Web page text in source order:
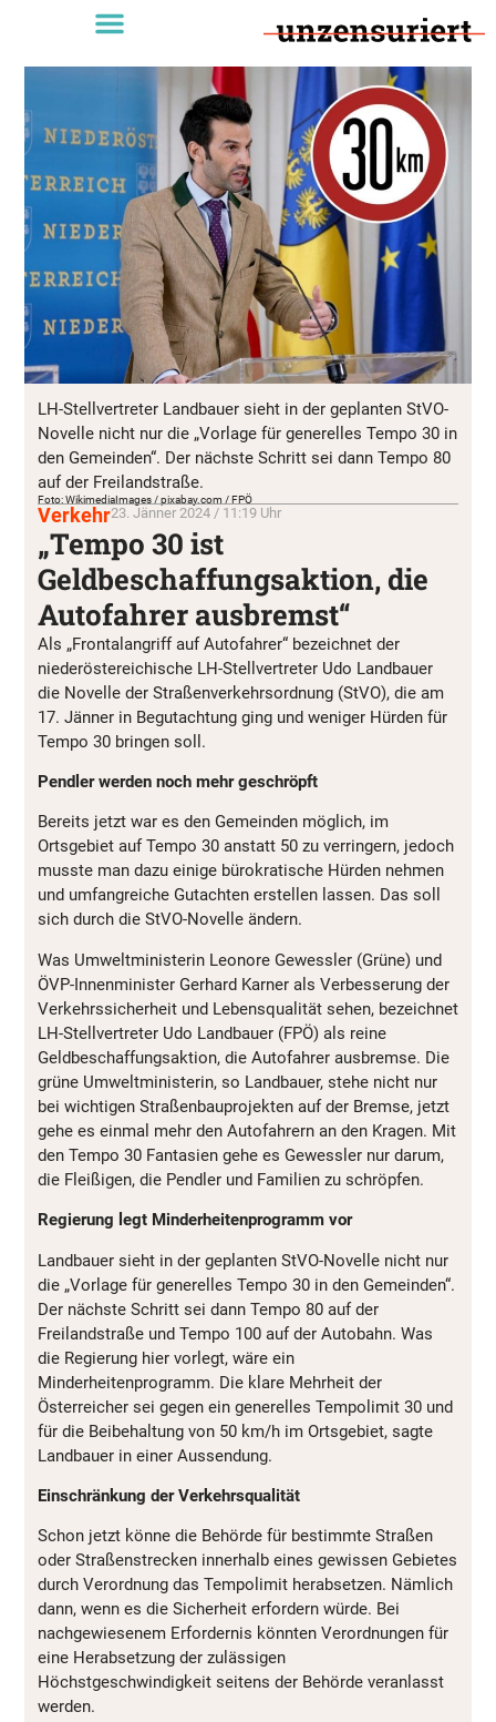
LH-Stellvertreter Landbauer sieht in der geplanten StVO-
Novelle nicht nur die „Vorlage für generelles Tempo 30 in
den Gemeinden“. Der nächste Schritt sei dann Tempo 80
auf der Freilandstraße.
Foto: WikimediaImages / pixabay.com / FPÖ
Verkehr23. Jänner 2024 / 11:19 Uhr
„Tempo 30 ist
Geldbeschaffungsaktion, die
Autofahrer ausbremst“
Als „Frontalangriff auf Autofahrer“ bezeichnet der
niederöstereichische LH-Stellvertreter Udo Landbauer
die Novelle der Straßenverkehrsordnung (StVO), die am
17. Jänner in Begutachtung ging und weniger Hürden für
Tempo 30 bringen soll.
Pendler werden noch mehr geschröpft
Bereits jetzt war es den Gemeinden möglich, im
Ortsgebiet auf Tempo 30 anstatt 50 zu verringern, jedoch
musste man dazu einige bürokratische Hürden nehmen
und umfangreiche Gutachten erstellen lassen. Das soll
sich durch die StVO-Novelle ändern.
Was Umweltministerin Leonore Gewessler (Grüne) und
ÖVP-Innenminister Gerhard Karner als Verbesserung der
Verkehrssicherheit und Lebensqualität sehen, bezeichnet
LH-Stellvertreter Udo Landbauer (FPÖ) als reine
Geldbeschaffungsaktion, die Autofahrer ausbremse. Die
grüne Umweltministerin, so Landbauer, stehe nicht nur
bei wichtigen Straßenbauprojekten auf der Bremse, jetzt
gehe es einmal mehr den Autofahrern an den Kragen. Mit
den Tempo 30 Fantasien gehe es Gewessler nur darum,
die Fleißigen, die Pendler und Familien zu schröpfen.
Regierung legt Minderheitenprogramm vor
Landbauer sieht in der geplanten StVO-Novelle nicht nur
die „Vorlage für generelles Tempo 30 in den Gemeinden“.
Der nächste Schritt sei dann Tempo 80 auf der
Freilandstraße und Tempo 100 auf der Autobahn. Was
die Regierung hier vorlegt, wäre ein
Minderheitenprogramm. Die klare Mehrheit der
Österreicher sei gegen ein generelles Tempolimit 30 und
für die Beibehaltung von 50 km/h im Ortsgebiet, sagte
Landbauer in einer Aussendung.
Einschränkung der Verkehrsqualität
Schon jetzt könne die Behörde für bestimmte Straßen
oder Straßenstrecken innerhalb eines gewissen Gebietes
durch Verordnung das Tempolimit herabsetzen. Nämlich
dann, wenn es die Sicherheit erfordern würde. Bei
nachgewiesenem Erfordernis könnten Verordnungen für
eine Herabsetzung der zulässigen
Höchstgeschwindigkeit seitens der Behörde veranlasst
werden.